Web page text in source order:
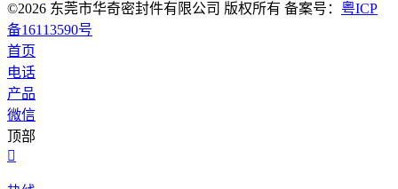
©2026 东莞市华奇密封件有限公司 版权所有 备案号： 粤ICP
备16113590号
首页
电话
产品
微信
顶部
